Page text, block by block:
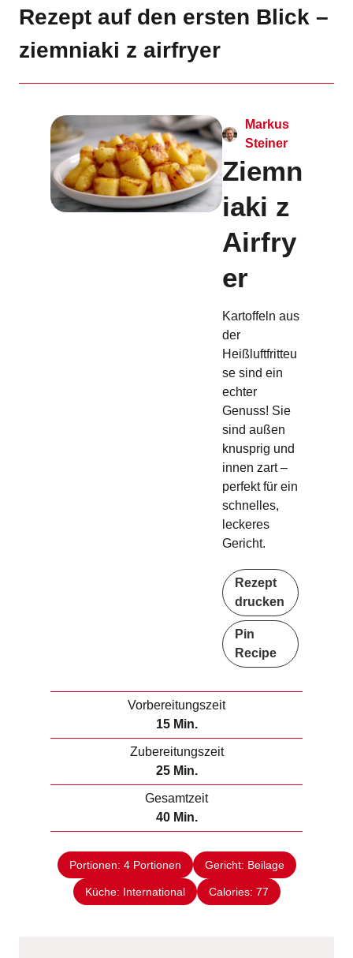
Rezept auf den ersten Blick –
ziemniaki z airfryer
Markus
Steiner
Ziemn
iaki z
Airfry
er
Kartoffeln aus
der
Heißluftfritteu
se sind ein
echter
Genuss! Sie
sind außen
knusprig und
innen zart –
perfekt für ein
schnelles,
leckeres
Gericht.
Rezept
drucken
Pin
Recipe
Vorbereitungszeit
15M
i
t
e
Min.
Zubereitungszeit
25M
i
e
Min.
Gesamtzeit
40M
i
n
u
t
Min.
Portionen: 4 Portionen Gericht: Beilage
Küche: International Calories: 77